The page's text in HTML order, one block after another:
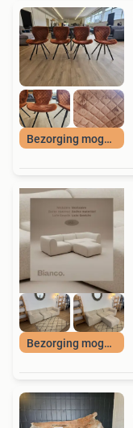
Bezorging mogelijk
Bezorging mogelijk